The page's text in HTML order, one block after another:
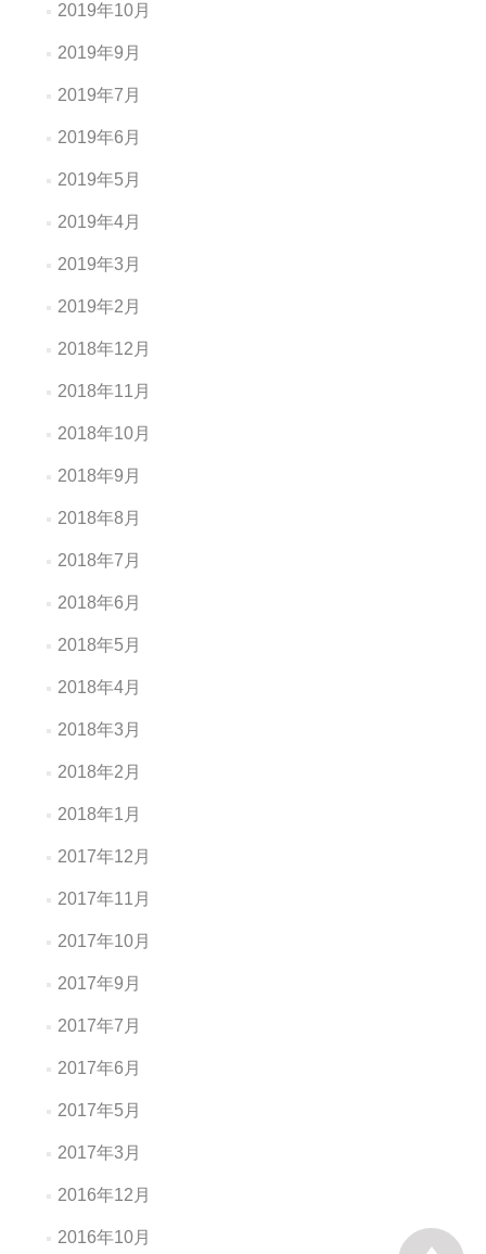
2019年10月
2019年9月
2019年7月
2019年6月
2019年5月
2019年4月
2019年3月
2019年2月
2018年12月
2018年11月
2018年10月
2018年9月
2018年8月
2018年7月
2018年6月
2018年5月
2018年4月
2018年3月
2018年2月
2018年1月
2017年12月
2017年11月
2017年10月
2017年9月
2017年7月
2017年6月
2017年5月
2017年3月
2016年12月
2016年10月